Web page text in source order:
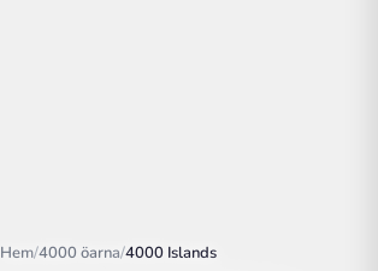
Hem/4000 öarna/4000 Islands